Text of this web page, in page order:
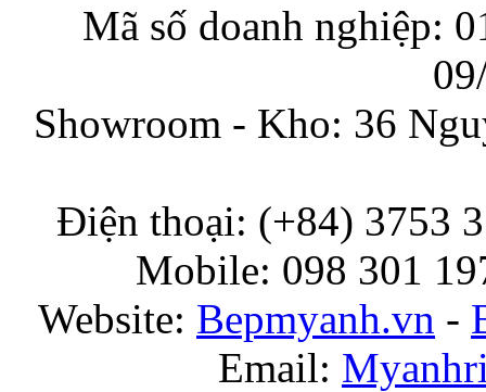
Mã số doanh nghiệp:
Showroom - Kho: 36
Điện thoại: (+84) 3753
Mobile: 098 301
Website: Bepmyanh.vn -
Email: